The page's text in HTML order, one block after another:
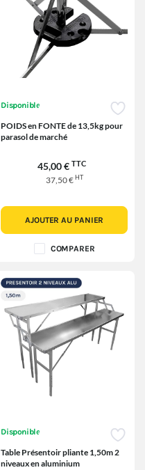
Disponible
POIDS en FONTE de 13,5kg pour
parasol de marché
45,00 € TTC
37,50 € HT
AJOUTER AU PANIER
COMPARER
Disponible
Table Présentoir pliante 1,50m 2
niveaux en aluminium